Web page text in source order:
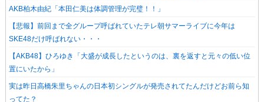
AKB柏木由紀「本田仁美は体調管理が完璧！！」
【悲報】前回まで全グループ呼ばれていたテレ朝サマーライブに今年は
SKE48だけ呼ばれない・・・
【AKB48】ひろゆき「大盛が成長したというのは、裏を返すと元々の低い位
置にいたから」
実は昨日高橋朱里ちゃんの日本初シングルが発売されてたんだけどお前ら知
ってた？